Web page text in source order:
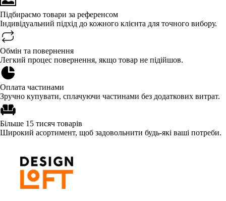
Підбираємо товари за референсом
Індивідуальний підхід до кожного клієнта для точного вибору.
Обмін та повернення
Легкий процес повернення, якщо товар не підійшов.
Оплата частинами
Зручно купувати, сплачуючи частинами без додаткових витрат.
Більше 15 тисяч товарів
Широкий асортимент, щоб задовольнити будь-які ваші потреби.